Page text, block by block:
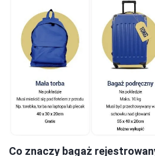
Co znaczy bagaż